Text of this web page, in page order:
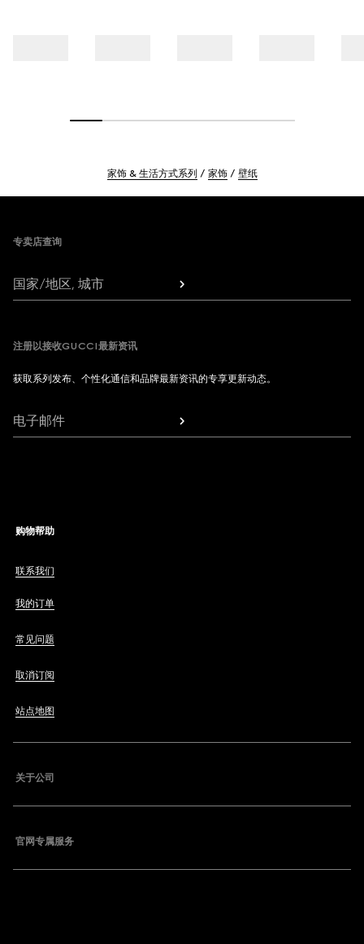
家饰 & 生活方式系列 家饰 壁纸
专卖店查询
国家/地区, 城市
注册以接收GUCCI最新资讯
获取系列发布、个性化通信和品牌最新资讯的专享更新动态。
电子邮件
购物帮助
联系我们
我的订单
常见问题
取消订阅
站点地图
关于公司
官网专属服务